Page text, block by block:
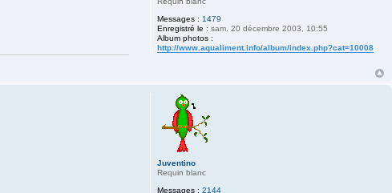
Messages : 1479
Enregistré le : sam. 20 décembre 2003, 10:55
Album photos :
http://www.aqualiment.info/album/index.php?cat=10008
Juventino
Requin blanc
Messages : 2144